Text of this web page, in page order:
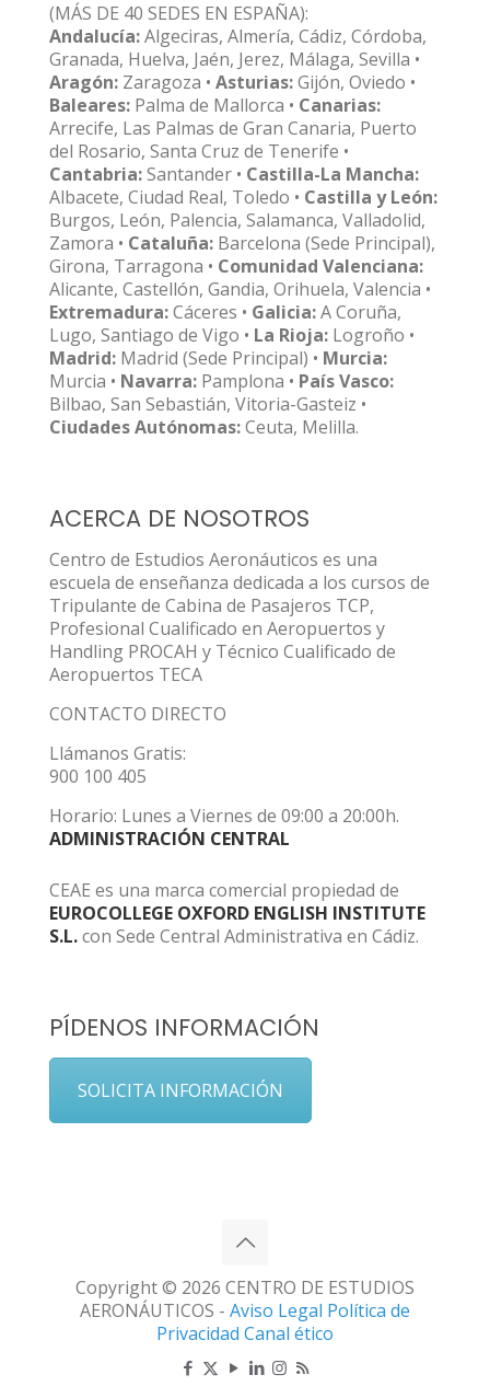
(MÁS DE 40 SEDES EN ESPAÑA):
Andalucía:Algeciras, Almería, Cádiz, Córdoba,
Granada, Huelva, Jaén, Jerez, Málaga, Sevilla •
Aragón: Zaragoza • Asturias:Gijón, Oviedo •
Baleares: Palma de Mallorca • Canarias:
Arrecife, Las Palmas de Gran Canaria, Puerto
del Rosario, Santa Cruz de Tenerife •
Cantabria:Santander • Castilla-La Mancha:
Albacete, Ciudad Real, Toledo • Castilla y León:
Burgos, León, Palencia, Salamanca, Valladolid,
Zamora • Cataluña: Barcelona (Sede Principal),
Girona, Tarragona • Comunidad Valenciana:
Alicante, Castellón, Gandia, Orihuela, Valencia •
Extremadura:Cáceres • Galicia:A Coruña,
Lugo, Santiago de Vigo • La Rioja: Logroño •
Madrid: Madrid (Sede Principal) • Murcia:
Murcia • Navarra: Pamplona • País Vasco:
Bilbao, San Sebastián, Vitoria-Gasteiz •
Ciudades Autónomas:Ceuta, Melilla.
ACERCA DE NOSOTROS
Centro de Estudios Aeronáuticos es una
escuela de enseñanza dedicada a los cursos de
Tripulante de Cabina de Pasajeros TCP,
Profesional Cualificado en Aeropuertos y
Handling PROCAH y Técnico Cualificado de
Aeropuertos TECA
CONTACTO DIRECTO
Llámanos Gratis:
900 100 405
Horario: Lunes a Viernes de 09:00 a 20:00h.
ADMINISTRACIÓN CENTRAL
CEAE es una marca comercial propiedad de
EUROCOLLEGE OXFORD ENGLISH INSTITUTE
S.L.con Sede Central Administrativa en Cádiz.
PÍDENOS INFORMACIÓN
SOLICITA INFORMACIÓN
Copyright © 2026 CENTRO DE ESTUDIOS
AERONÁUTICOS - Aviso Legal Política de
Privacidad Canal ético